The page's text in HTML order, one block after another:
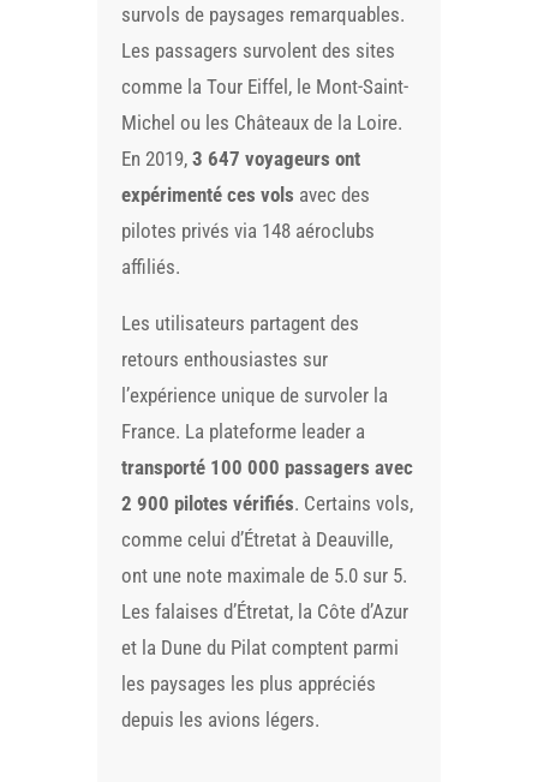
survols de paysages remarquables.
Les passagers survolent des sites
comme la Tour Eiffel, le Mont-Saint-
Michel ou les Châteaux de la Loire.
En 2019,3 647 voyageurs ont
expérimenté ces vols avec des
pilotes privés via 148 aéroclubs
affiliés.
Les utilisateurs partagent des
retours enthousiastes sur
l’expérience unique de survoler la
France. La plateforme leader a
transporté 100 000 passagers avec
2 900 pilotes vérifiés. Certains vols,
comme celui d’Étretat à Deauville,
ont une note maximale de 5.0 sur 5.
Les falaises d’Étretat, la Côte d’Azur
et la Dune du Pilat comptent parmi
les paysages les plus appréciés
depuis les avions légers.